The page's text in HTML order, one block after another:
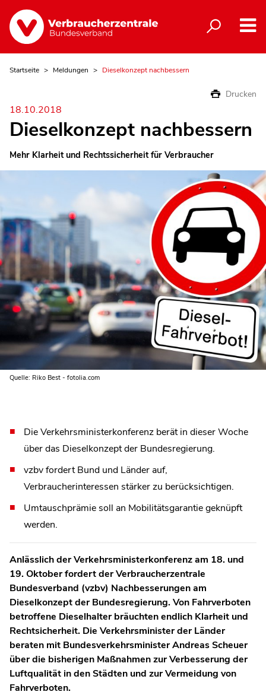
Startseite Meldungen Dieselkonzept nachbessern
Drucken
18.10.2018
Dieselkonzept nachbessern
Mehr Klarheit und Rechtssicherheit für Verbraucher
Quelle: Riko Best - fotolia.com
Die Verkehrsministerkonferenz berät in dieser Woche
über das Dieselkonzept der Bundesregierung.
vzbv fordert Bund und Länder auf,
Verbraucherinteressen stärker zu berücksichtigen.
Umtauschprämie soll an Mobilitätsgarantie geknüpft
werden.
Anlässlich der Verkehrsministerkonferenz am 18. und
19. Oktober fordert der Verbraucherzentrale
Bundesverband (vzbv) Nachbesserungen am
Dieselkonzept der Bundesregierung. Von Fahrverboten
betroffene Dieselhalter bräuchten endlich Klarheit und
Rechtsicherheit. Die Verkehrsminister der Länder
beraten mit Bundesverkehrsminister Andreas Scheuer
über die bisherigen Maßnahmen zur Verbesserung der
Luftqualität in den Städten und zur Vermeidung von
Fahrverboten.